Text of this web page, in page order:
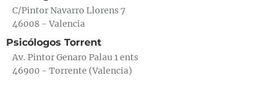
C/Pintor Navarro Llorens 7
46008 - Valencia
Psicólogos Torrent
Av. Pintor Genaro Palau 1 ents
46900 - Torrente (Valencia)